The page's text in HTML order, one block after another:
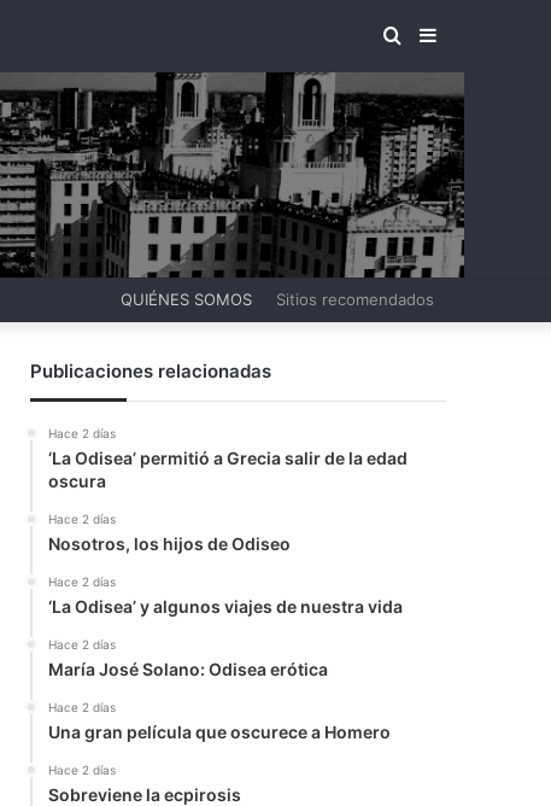
BARRA
LATERAL
BUSCAR
POR
QUIÉNES SOMOS Sitios recomendados
Publicaciones relacionadas
Hace 2 días
‘La Odisea’ permitió a Grecia salir de la edad
oscura
Hace 2 días
Nosotros, los hijos de Odiseo
Hace 2 días
‘La Odisea’ y algunos viajes de nuestra vida
Hace 2 días
María José Solano: Odisea erótica
Hace 2 días
Una gran película que oscurece a Homero
Hace 2 días
Sobreviene la ecpirosis